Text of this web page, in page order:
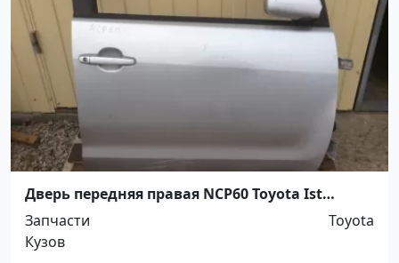
Дверь передняя правая NCP60 Toyota Ist
Краснодар Краснодар
Запчасти
Toyota
Кузов